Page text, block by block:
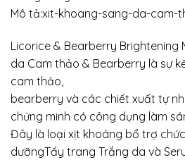
Mô tả:xit-khoang-sang-da-cam-
Licorice & Bearberry Brightening
da Cam thảo & Bearberry là sự
cam thảo,
bearberry và các chiết xuất tự
chứng minh có công dụng làm
Đây là loại xịt khoáng bổ trợ
dưỡngTẩy trang Trắng da và